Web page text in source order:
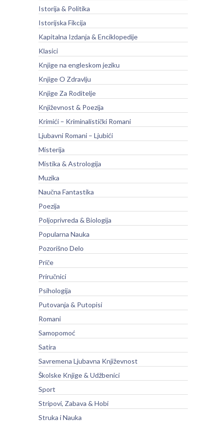
Istorija & Politika
Istorijska Fikcija
Kapitalna Izdanja & Enciklopedije
Klasici
Knjige na engleskom jeziku
Knjige O Zdravlju
Knjige Za Roditelje
Književnost & Poezija
Krimići – Kriminalistički Romani
Ljubavni Romani – Ljubići
Misterija
Mistika & Astrologija
Muzika
Naučna Fantastika
Poezija
Poljoprivreda & Biologija
Popularna Nauka
Pozorišno Delo
Priče
Priručnici
Psihologija
Putovanja & Putopisi
Romani
Samopomoć
Satira
Savremena Ljubavna Književnost
Školske Knjige & Udžbenici
Sport
Stripovi, Zabava & Hobi
Struka i Nauka